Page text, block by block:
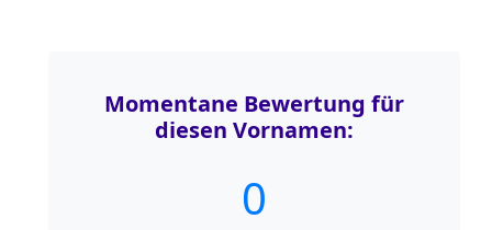
Momentane Bewertung für
diesen Vornamen:
0